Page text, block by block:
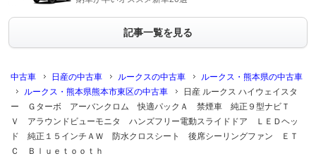
記事一覧を見る
中古車 日産の中古車 ルークスの中古車
ルークス・熊本県の中古車
ルークス・熊本県熊本市東区の中古車
日産 ルークス ハイウェイスタ
ー Ｇターボ アーバンクロム 快適パックＡ 禁煙車 純正９型ナビＴ
Ｖ アラウンドビューモニタ ハンズフリー電動スライドドア ＬＥＤヘッ
ド 純正１５インチＡＷ 防水クロスシート 後席シーリングファン ＥＴ
Ｃ Ｂｌｕｅｔｏｏｔｈ